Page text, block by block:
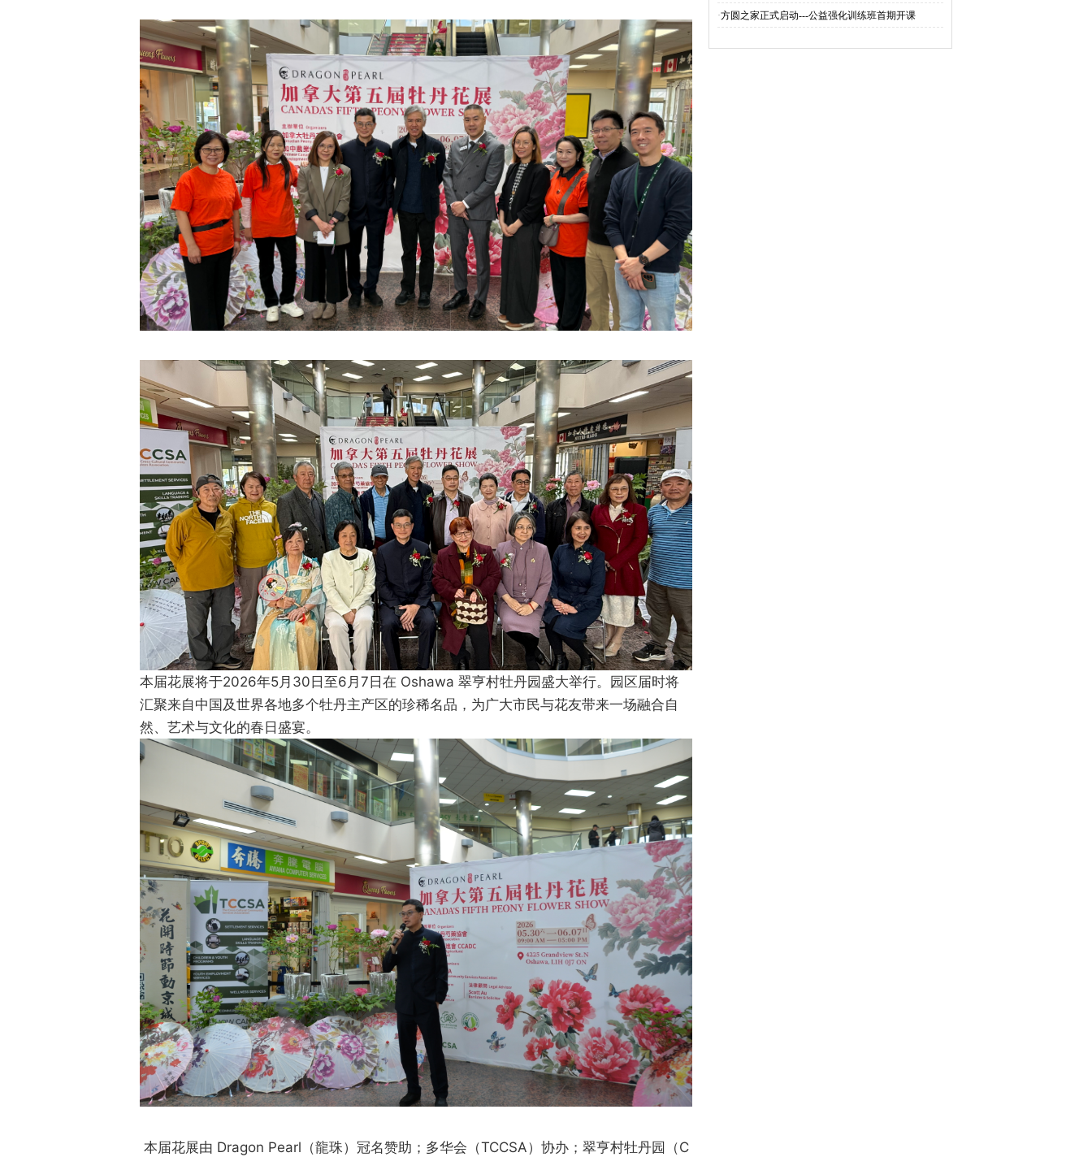
本届花展将于2026年5月30日至6月7日在 Oshawa 翠亨村牡丹园盛大举行。园区届时将
汇聚来自中国及世界各地多个牡丹主产区的珍稀名品，为广大市民与花友带来一场融合自
然、艺术与文化的春日盛宴。
本届花展由 Dragon Pearl（龍珠）冠名赞助；多华会（TCCSA）协办；翠亨村牡丹园（C
·方圆之家正式启动---公益强化训练班首期开课